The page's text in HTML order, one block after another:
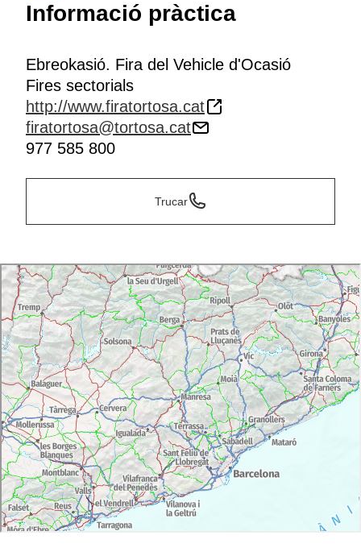
Informació pràctica
Ebreokasió. Fira del Vehicle d'Ocasió
Fires sectorials
http://www.firatortosa.cat
firatortosa@tortosa.cat
977 585 800
Trucar